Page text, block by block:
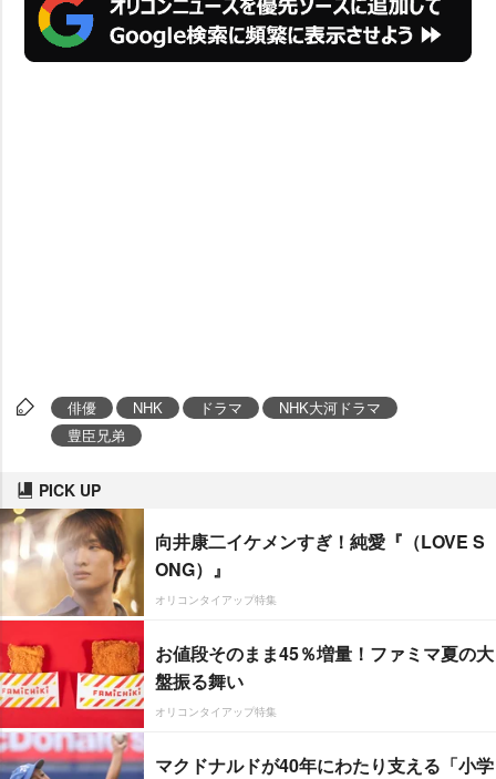
俳優 NHK ドラマ
NHK大河ドラマ
豊臣兄弟
PICK UP
向井康二イケメンすぎ！純愛『（LOVE S
ONG）』
オリコンタイアップ特集
お値段そのまま45％増量！ファミマ夏の大
盤振る舞い
オリコンタイアップ特集
マクドナルドが40年にわたり支える「小学